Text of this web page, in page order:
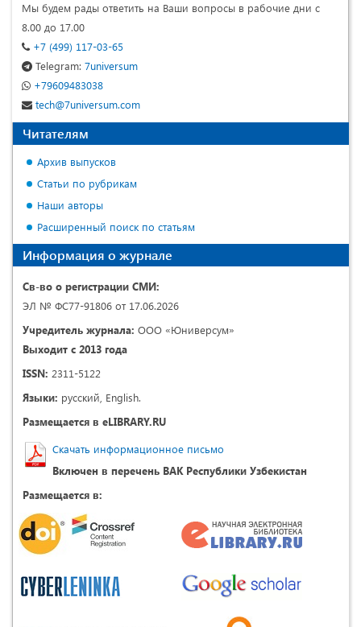
Мы будем рады ответить на Ваши вопросы в рабочие дни с
8.00 до 17.00
+7 (499) 117-03-65
Telegram: 7universum
+79609483038
tech@7universum.com
Читателям
Архив выпусков
Статьи по рубрикам
Наши авторы
Расширенный поиск по статьям
Информация о журнале
Св-во о регистрации СМИ:
ЭЛ № ФС77-91806 от 17.06.2026
Учредитель журнала: ООО «Юниверсум»
Выходит с 2013 года
ISSN: 2311-5122
Языки: русский, English.
Размещается в eLIBRARY.RU
Скачать информационное письмо
Включен в перечень ВАК Республики Узбекистан
Размещается в: